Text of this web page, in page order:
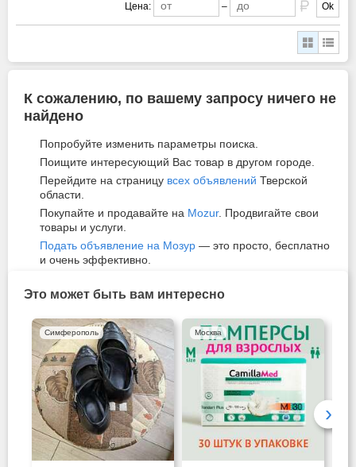
Цена: – Ok
К сожалению, по вашему запросу ничего не
найдено
Попробуйте изменить параметры поиска.
Поищите интересующий Вас товар в другом городе.
Перейдите на страницу всех объявлений Тверской
области.
Покупайте и продавайте на Mozur. Продвигайте свои
товары и услуги.
Подать объявление на Мозур — это просто, бесплатно
и очень эффективно.
Это может быть вам интересно
Симферополь Москва
›